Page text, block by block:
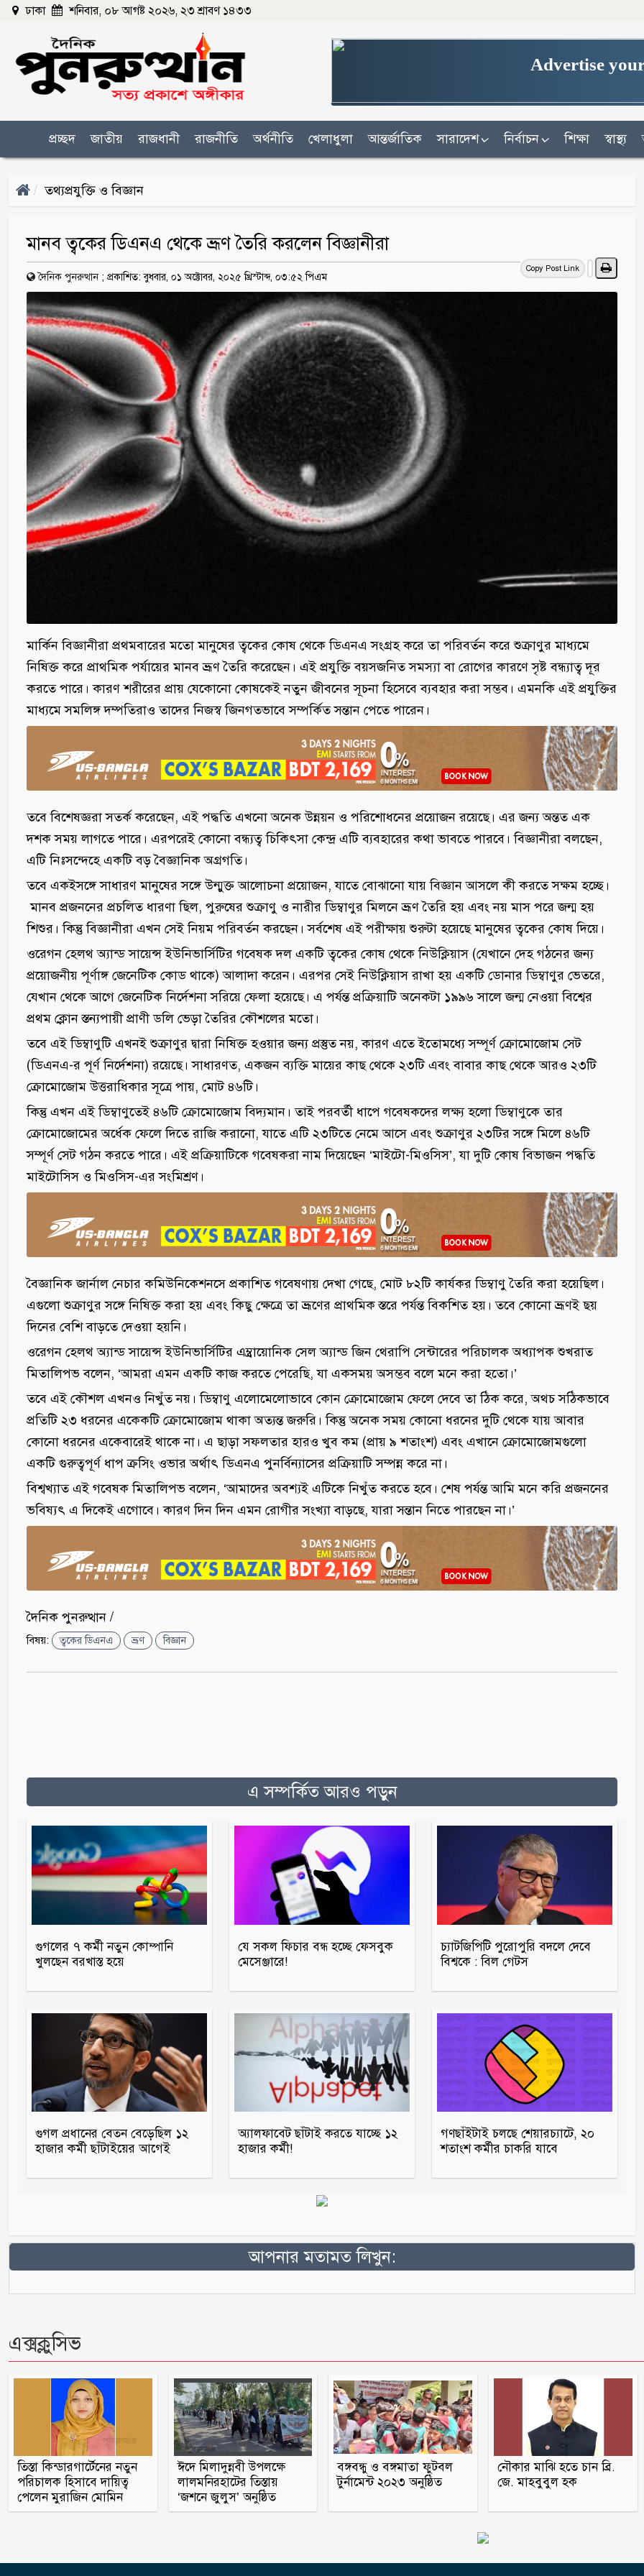
ঢাকা শনিবার, ০৮ আগষ্ট ২০২৬, ২৩ শ্রাবণ ১৪৩৩
Advertise
প্রচ্ছদ জাতীয় রাজধানী রাজনীতি অর্থনীতি খেলাধুলা আন্তর্জাতিক সারাদেশ নির্বাচন শিক্ষা স্বাস্থ্য
তথ্যপ্রযুক্তি ও বিজ্ঞান
মানব ত্বকের ডিএনএ থেকে ভ্রূণ তৈরি করলেন বিজ্ঞানীরা
Copy Post Link
দৈনিক পুনরুত্থান ; প্রকাশিত: বুধবার, ০১ অক্টোবর, ২০২৫ খ্রিস্টাব্দ, ০৩:৫২ পিএম
মার্কিন বিজ্ঞানীরা প্রথমবারের মতো মানুষের ত্বকের কোষ থেকে ডিএনএ সংগ্রহ করে তা পরিবর্তন করে শুক্রাণুর মাধ্যমে
নিষিক্ত করে প্রাথমিক পর্যায়ের মানব ভ্রূণ তৈরি করেছেন। এই প্রযুক্তি বয়সজনিত সমস্যা বা রোগের কারণে সৃষ্ট বন্ধ্যাত্ব দূর
করতে পারে। কারণ শরীরের প্রায় যেকোনো কোষকেই নতুন জীবনের সূচনা হিসেবে ব্যবহার করা সম্ভব। এমনকি এই প্রযুক্তির
মাধ্যমে সমলিঙ্গ দম্পতিরাও তাদের নিজস্ব জিনগতভাবে সম্পর্কিত সন্তান পেতে পারেন।
তবে বিশেষজ্ঞরা সতর্ক করেছেন, এই পদ্ধতি এখনো অনেক উন্নয়ন ও পরিশোধনের প্রয়োজন রয়েছে। এর জন্য অন্তত এক
দশক সময় লাগতে পারে। এরপরেই কোনো বন্ধ্যত্ব চিকিৎসা কেন্দ্র এটি ব্যবহারের কথা ভাবতে পারবে। বিজ্ঞানীরা বলছেন,
এটি নিঃসন্দেহে একটি বড় বৈজ্ঞানিক অগ্রগতি।
তবে একইসঙ্গে সাধারণ মানুষের সঙ্গে উন্মুক্ত আলোচনা প্রয়োজন, যাতে বোঝানো যায় বিজ্ঞান আসলে কী করতে সক্ষম হচ্ছে।
মানব প্রজননের প্রচলিত ধারণা ছিল, পুরুষের শুক্রাণু ও নারীর ডিম্বাণুর মিলনে ভ্রূণ তৈরি হয় এবং নয় মাস পরে জন্ম হয়
শিশুর। কিন্তু বিজ্ঞানীরা এখন সেই নিয়ম পরিবর্তন করছেন। সর্বশেষ এই পরীক্ষায় শুরুটা হয়েছে মানুষের ত্বকের কোষ দিয়ে।
ওরেগন হেলথ অ্যান্ড সায়েন্স ইউনিভার্সিটির গবেষক দল একটি ত্বকের কোষ থেকে নিউক্লিয়াস (যেখানে দেহ গঠনের জন্য
প্রয়োজনীয় পূর্ণাঙ্গ জেনেটিক কোড থাকে) আলাদা করেন। এরপর সেই নিউক্লিয়াস রাখা হয় একটি ডোনার ডিম্বাণুর ভেতরে,
যেখান থেকে আগে জেনেটিক নির্দেশনা সরিয়ে ফেলা হয়েছে। এ পর্যন্ত প্রক্রিয়াটি অনেকটা ১৯৯৬ সালে জন্ম নেওয়া বিশ্বের
প্রথম ক্লোন স্তন্যপায়ী প্রাণী ডলি ভেড়া তৈরির কৌশলের মতো।
তবে এই ডিম্বাণুটি এখনই শুক্রাণুর দ্বারা নিষিক্ত হওয়ার জন্য প্রস্তুত নয়, কারণ এতে ইতোমধ্যে সম্পূর্ণ ক্রোমোজোম সেট
(ডিএনএ-র পূর্ণ নির্দেশনা) রয়েছে। সাধারণত, একজন ব্যক্তি মায়ের কাছ থেকে ২৩টি এবং বাবার কাছ থেকে আরও ২৩টি
ক্রোমোজোম উত্তরাধিকার সূত্রে পায়, মোট ৪৬টি।
কিন্তু এখন এই ডিম্বাণুতেই ৪৬টি ক্রোমোজোম বিদ্যমান। তাই পরবর্তী ধাপে গবেষকদের লক্ষ্য হলো ডিম্বাণুকে তার
ক্রোমোজোমের অর্ধেক ফেলে দিতে রাজি করানো, যাতে এটি ২৩টিতে নেমে আসে এবং শুক্রাণুর ২৩টির সঙ্গে মিলে ৪৬টি
সম্পূর্ণ সেট গঠন করতে পারে। এই প্রক্রিয়াটিকে গবেষকরা নাম দিয়েছেন ‘মাইটো-মিওসিস’, যা দুটি কোষ বিভাজন পদ্ধতি
মাইটোসিস ও মিওসিস-এর সংমিশ্রণ।
বৈজ্ঞানিক জার্নাল নেচার কমিউনিকেশনসে প্রকাশিত গবেষণায় দেখা গেছে, মোট ৮২টি কার্যকর ডিম্বাণু তৈরি করা হয়েছিল।
এগুলো শুক্রাণুর সঙ্গে নিষিক্ত করা হয় এবং কিছু ক্ষেত্রে তা ভ্রূণের প্রাথমিক স্তরে পর্যন্ত বিকশিত হয়। তবে কোনো ভ্রূণই ছয়
দিনের বেশি বাড়তে দেওয়া হয়নি।
ওরেগন হেলথ অ্যান্ড সায়েন্স ইউনিভার্সিটির এম্ব্রায়োনিক সেল অ্যান্ড জিন থেরাপি সেন্টারের পরিচালক অধ্যাপক শুখরাত
মিতালিপভ বলেন, ‘আমরা এমন একটি কাজ করতে পেরেছি, যা একসময় অসম্ভব বলে মনে করা হতো।’
তবে এই কৌশল এখনও নিখুঁত নয়। ডিম্বাণু এলোমেলোভাবে কোন ক্রোমোজোম ফেলে দেবে তা ঠিক করে, অথচ সঠিকভাবে
প্রতিটি ২৩ ধরনের একেকটি ক্রোমোজোম থাকা অত্যন্ত জরুরি। কিন্তু অনেক সময় কোনো ধরনের দুটি থেকে যায় আবার
কোনো ধরনের একেবারেই থাকে না। এ ছাড়া সফলতার হারও খুব কম (প্রায় ৯ শতাংশ) এবং এখানে ক্রোমোজোমগুলো
একটি গুরুত্বপূর্ণ ধাপ ক্রসিং ওভার অর্থাৎ ডিএনএ পুনর্বিন্যাসের প্রক্রিয়াটি সম্পন্ন করে না।
বিশ্বখ্যাত এই গবেষক মিতালিপভ বলেন, ‘আমাদের অবশ্যই এটিকে নিখুঁত করতে হবে। শেষ পর্যন্ত আমি মনে করি প্রজননের
ভবিষ্যৎ এ দিকেই এগোবে। কারণ দিন দিন এমন রোগীর সংখ্যা বাড়ছে, যারা সন্তান নিতে পারছেন না।’
দৈনিক পুনরুত্থান /
বিষয়: ত্বকের ডিএনএ ভ্রূণ বিজ্ঞান
এ সম্পর্কিত আরও পড়ুন
গুগলের ৭ কর্মী নতুন কোম্পানি
খুলছেন বরখাস্ত হয়ে
যে সকল ফিচার বন্ধ হচ্ছে ফেসবুক
মেসেঞ্জারে!
চ্যাটজিপিটি পুরোপুরি বদলে দেবে
বিশ্বকে : বিল গেটস
গুগল প্রধানের বেতন বেড়েছিল ১২
হাজার কর্মী ছাঁটাইয়ের আগেই
অ্যালফাবেট ছাঁটাই করতে যাচ্ছে ১২
হাজার কর্মী!
গণছাঁইটাই চলছে শেয়ারচ্যাটে, ২০
শতাংশ কর্মীর চাকরি যাবে
আপনার মতামত লিখুন:
এক্সক্লুসিভ
তিস্তা কিন্ডারগার্টেনের নতুন
পরিচালক হিসাবে দায়িত্ব
পেলেন মুরাজিন মোমিন
ঈদে মিলাদুন্নবী উপলক্ষে
লালমনিরহাটের তিস্তায়
‘জশনে জুলুস’ অনুষ্ঠিত
বঙ্গবন্ধু ও বঙ্গমাতা ফুটবল
টুর্নামেন্ট ২০২৩ অনুষ্ঠিত
নৌকার মাঝি হতে চান ব্রি.
জে. মাহবুবুল হক